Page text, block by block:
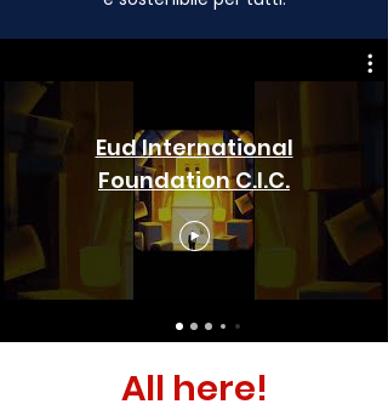
Eud International
Foundation C.I.C.
All here!